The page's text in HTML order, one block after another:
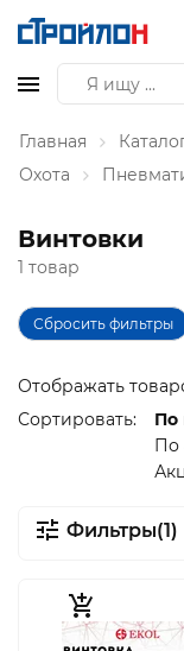
Главная
Охота
Винтовки
1 товар
Сбросить фильтры
Отображать
Сортировать:
По
По
Фильтры(1)